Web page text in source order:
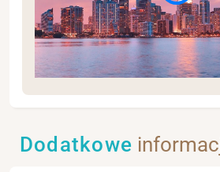
Rejs rozpoczynający się w Miami
w tym najcieplejszym mieście USA.
Dodatkowe